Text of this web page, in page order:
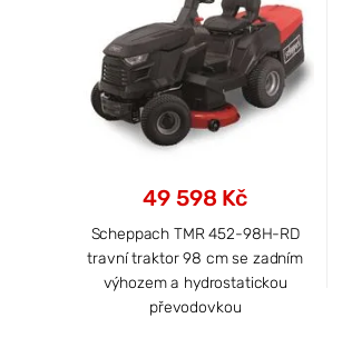
49 598 Kč
Scheppach TMR 452-98H-RD
travní traktor 98 cm se zadním
výhozem a hydrostatickou
převodovkou